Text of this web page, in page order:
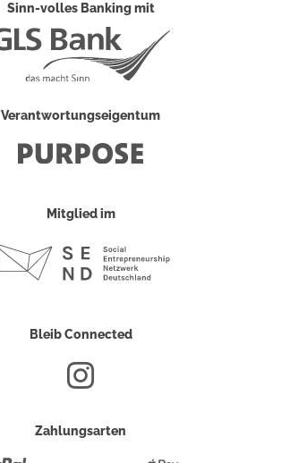
Sinn-volles Banking mit
Verantwortungseigentum
Mitglied im
Bleib Connected
Zahlungsarten